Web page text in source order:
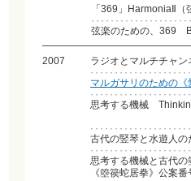
「369」HarmoniaⅡ（
弦楽のための、369
2007
ラジオとマルチチャ
マルガサリのための
思考する機械
古代の竪琴と水遊人の
思考する機械と古代
《箜篌蛇居拳》公案